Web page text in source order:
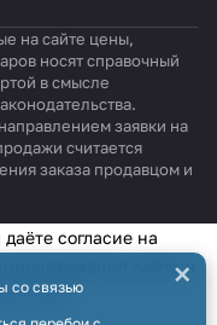
на сайте цены,
носят справочный
в смысле
заявки на
считается
заказа продавцом и
со связью
×
согласие на
сайта и